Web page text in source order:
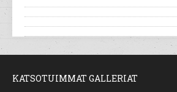
KATSOTUIMMAT GALLERIAT